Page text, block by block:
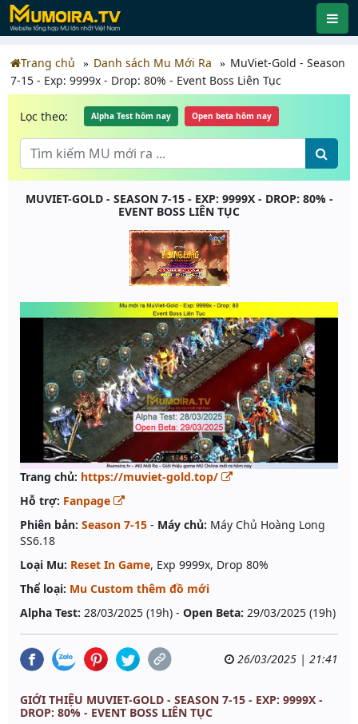
Trang chủ Danh sách Mu Mới Ra
MuViet-Gold - Season
7-15 - Exp: 9999x - Drop: 80% - Event Boss Liên Tục
Lọc theo: Alpha Test hôm nay Open beta hôm nay
MUVIET-GOLD - SEASON 7-15 - EXP: 9999X - DROP: 80% -
EVENT BOSS LIÊN TỤC
Trang chủ: https://muviet-gold.top/
Hỗ trợ: Fanpage
Phiên bản: Season 7-15 - Máy chủ: Máy Chủ Hoàng Long
SS6.18
Loại Mu: Reset In Game, Exp 9999x, Drop 80%
Thể loại: Mu Custom thêm đồ mới
Alpha Test: 28/03/2025 (19h) - Open Beta: 29/03/2025 (19h)
26/03/2025 | 21:41
GIỚI THIỆU MUVIET-GOLD - SEASON 7-15 - EXP: 9999X -
DROP: 80% - EVENT BOSS LIÊN TỤC